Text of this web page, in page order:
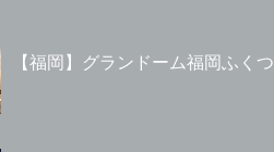
【福岡】グランドーム福岡ふくつ